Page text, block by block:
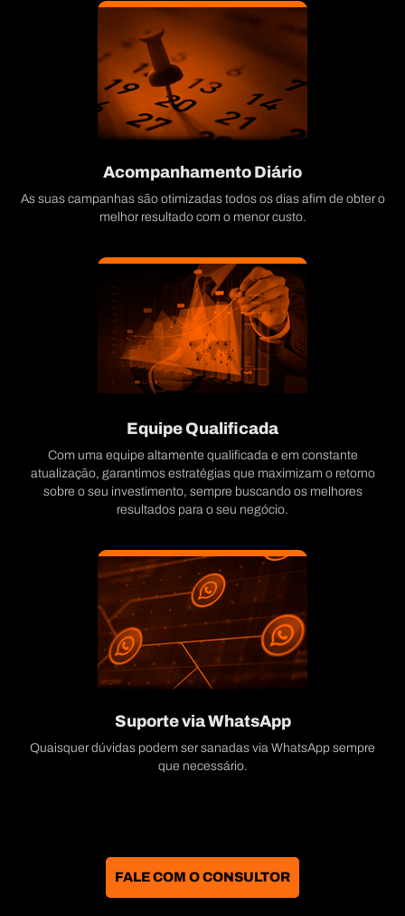
Acompanhamento Diário
As suas campanhas são otimizadas todos os dias afim de obter o
melhor resultado com o menor custo.
Equipe Qualificada
Com uma equipe altamente qualificada e em constante
atualização, garantimos estratégias que maximizam o retorno
sobre o seu investimento, sempre buscando os melhores
resultados para o seu negócio.
Suporte via WhatsApp
Quaisquer dúvidas podem ser sanadas via WhatsApp sempre
que necessário.
FALE COM O CONSULTOR